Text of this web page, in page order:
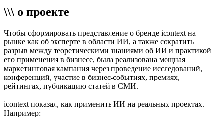
\\\ о проекте
Чтобы сформировать представление о бренде icontext на
рынке как об эксперте в области ИИ, а также сократить
разрыв между теоретическими знаниями об ИИ и практикой
его применения в бизнесе, была реализована мощная
маркетинговая кампания через проведение исследований,
конференций, участие в бизнес-событиях, премиях,
рейтингах, публикацию статей в СМИ.
icontext показал, как применить ИИ на реальных проектах.
Например: